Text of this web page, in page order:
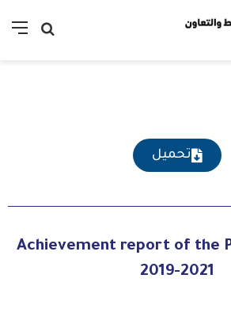
تحميل
Achievement report of the
2019-2021